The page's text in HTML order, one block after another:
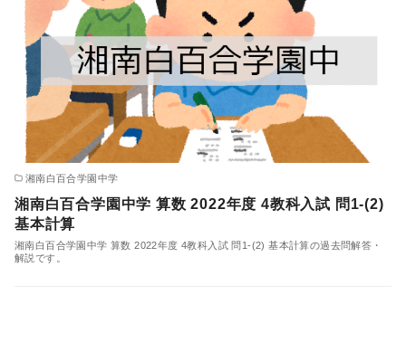
湘南白百合学園中学
湘南白百合学園中学 算数 2022年度 4教科入試 問1-(2)
基本計算
湘南白百合学園中学 算数 2022年度 4教科入試 問1-(2) 基本計算の過去問解答・
解説です。